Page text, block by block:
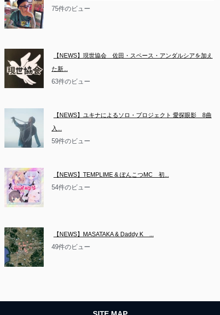
75件のビュー
【NEWS】現世協会　佐田・スペース・アンダルシアを加え
た新...
63件のビュー
【NEWS】ユキナによるソロ・プロジェクト 愛探眼影　8曲
入...
59件のビュー
【NEWS】TEMPLIME & ぽんこつMC　初...
54件のビュー
【NEWS】MASATAKA & Daddy K　...
49件のビュー